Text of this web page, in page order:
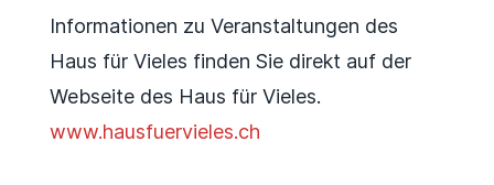
Informationen zu Veranstaltungen des
Haus für Vieles finden Sie direkt auf der
Webseite des Haus für Vieles.
www.hausfuervieles.ch